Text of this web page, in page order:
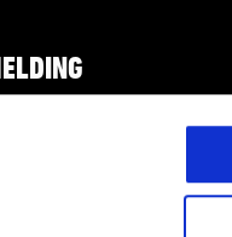
tillatelse.